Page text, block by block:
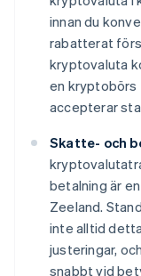
innan du
rabatterat
kryptovaluta
en kryptobörs
accepterar
Skatte- och
betalning är
Zeeland.
inte alltid
justeringar,
snabbt vid